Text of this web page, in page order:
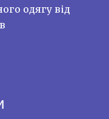
одягу від